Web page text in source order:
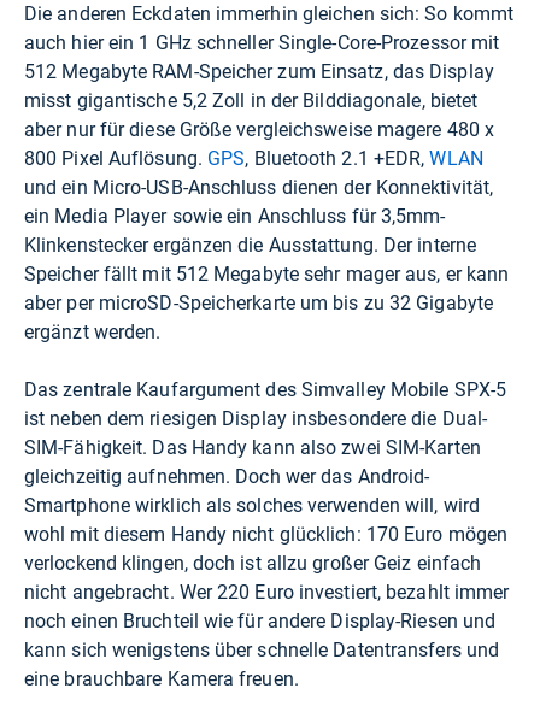
Die anderen Eckdaten immerhin gleichen sich: So kommt
auch hier ein 1 GHz schneller Single-Core-Prozessor mit
512 Megabyte RAM-Speicher zum Einsatz, das Display
misst gigantische 5,2 Zoll in der Bilddiagonale, bietet
aber nur für diese Größe vergleichsweise magere 480 x
800 Pixel Auflösung. GPS, Bluetooth 2.1 +EDR,WLAN
und ein Micro-USB-Anschluss dienen der Konnektivität,
ein Media Player sowie ein Anschluss für 3,5mm-
Klinkenstecker ergänzen die Ausstattung. Der interne
Speicher fällt mit 512 Megabyte sehr mager aus, er kann
aber per microSD-Speicherkarte um bis zu 32 Gigabyte
ergänzt werden.
Das zentrale Kaufargument des Simvalley Mobile SPX-5
ist neben dem riesigen Display insbesondere die Dual-
SIM-Fähigkeit. Das Handy kann also zwei SIM-Karten
gleichzeitig aufnehmen. Doch wer das Android-
Smartphone wirklich als solches verwenden will, wird
wohl mit diesem Handy nicht glücklich: 170 Euro mögen
verlockend klingen, doch ist allzu großer Geiz einfach
nicht angebracht. Wer 220 Euro investiert, bezahlt immer
noch einen Bruchteil wie für andere Display-Riesen und
kann sich wenigstens über schnelle Datentransfers und
eine brauchbare Kamera freuen.